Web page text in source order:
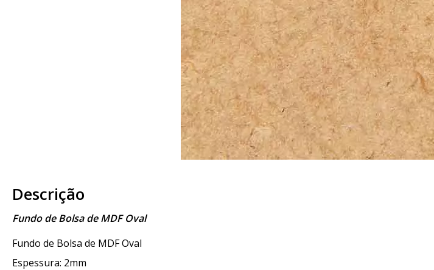
Descrição
Fundo de Bolsa de MDF Oval
Fundo de Bolsa de MDF Oval
Espessura: 2mm